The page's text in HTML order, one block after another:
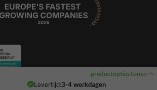
productopties tonen
Levertijd:3-4 werkdagen